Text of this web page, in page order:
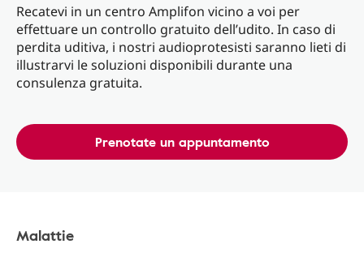
Recatevi in un centro Amplifon vicino a voi per
effettuare un controllo gratuito dell’udito. In caso di
perdita uditiva, i nostri audioprotesisti saranno lieti di
illustrarvi le soluzioni disponibili durante una
consulenza gratuita.
Prenotate un appuntamento
Malattie